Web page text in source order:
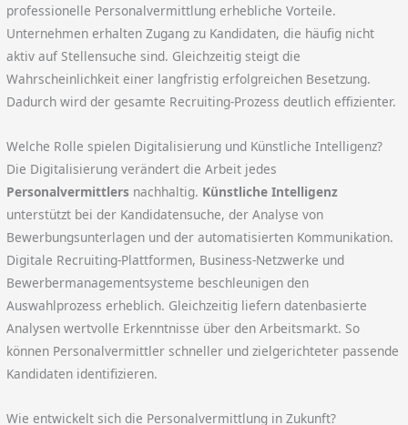
professionelle Personalvermittlung erhebliche Vorteile.
Unternehmen erhalten Zugang zu Kandidaten, die häufig nicht
aktiv auf Stellensuche sind. Gleichzeitig steigt die
Wahrscheinlichkeit einer langfristig erfolgreichen Besetzung.
Dadurch wird der gesamte Recruiting-Prozess deutlich effizienter.
Welche Rolle spielen Digitalisierung und Künstliche Intelligenz?
Die Digitalisierung verändert die Arbeit jedes
Personalvermittlers nachhaltig. Künstliche Intelligenz
unterstützt bei der Kandidatensuche, der Analyse von
Bewerbungsunterlagen und der automatisierten Kommunikation.
Digitale Recruiting-Plattformen, Business-Netzwerke und
Bewerbermanagementsysteme beschleunigen den
Auswahlprozess erheblich. Gleichzeitig liefern datenbasierte
Analysen wertvolle Erkenntnisse über den Arbeitsmarkt. So
können Personalvermittler schneller und zielgerichteter passende
Kandidaten identifizieren.
Wie entwickelt sich die Personalvermittlung in Zukunft?